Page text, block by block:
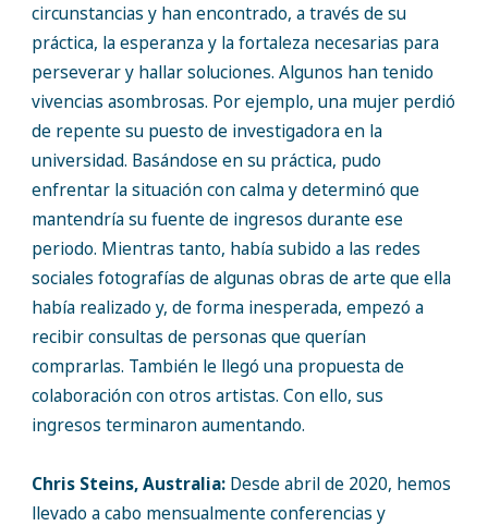
circunstancias y han encontrado, a través de su
práctica, la esperanza y la fortaleza necesarias para
perseverar y hallar soluciones. Algunos han tenido
vivencias asombrosas. Por ejemplo, una mujer perdió
de repente su puesto de investigadora en la
universidad. Basándose en su práctica, pudo
enfrentar la situación con calma y determinó que
mantendría su fuente de ingresos durante ese
periodo. Mientras tanto, había subido a las redes
sociales fotografías de algunas obras de arte que ella
había realizado y, de forma inesperada, empezó a
recibir consultas de personas que querían
comprarlas. También le llegó una propuesta de
colaboración con otros artistas. Con ello, sus
ingresos terminaron aumentando.
Chris Steins, Australia:Desde abril de 2020, hemos
llevado a cabo mensualmente conferencias y